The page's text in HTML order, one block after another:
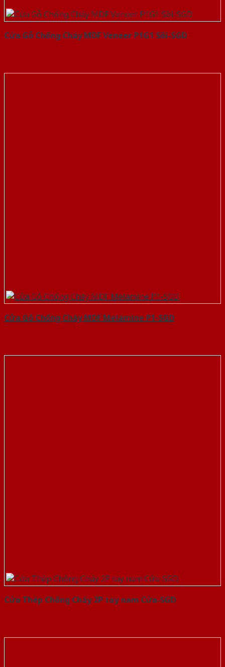
Cửa Gỗ Chống Cháy MDF Veneer P1G1 Sồi-SGD
Cửa Gỗ Chống Cháy MDF Melamine P1-SGD
Cửa Thép Chống Cháy 2P tay nam Cửa-SGD